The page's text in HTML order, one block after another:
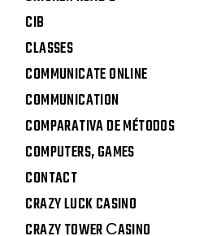
CIB
CLASSES
COMMUNICATE ONLINE
COMMUNICATION
COMPARATIVA DE MÉTODOS
COMPUTERS, GAMES
CONTACT
CRAZY LUCK CASINO
CRAZY TOWER СASINO